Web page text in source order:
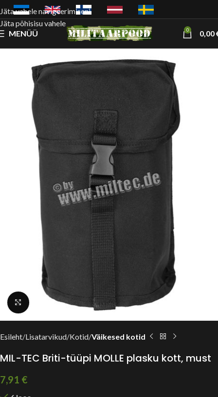
Jäta vahele navigeerimiseni
Jäta põhisisu vahele
MENÜÜ
0 0,00
Suurendamiseks vajuta siia
Esileht Lisatarvikud Kotid Väikesed kotid
MIL-TEC Briti-tüüpi MOLLE plasku kott, must
7,91 €